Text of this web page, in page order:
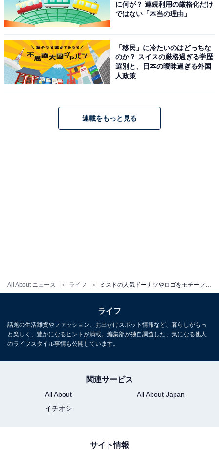
All About ニュース ライフ
サイズ ：FREE
ミスタードーナツのロゴ入りのシンプルなリブソック
ナツのイメージを彷彿（ほうふつ）とさせるので、長年
のファンは必見かもしれませんね！
カラー展開：
オフホワイト／ブラック／ピンク
8cmと使いやすい大きさなので、スマートフォンの裏に
挟んだり、手帳に貼ったりなど、自分好みにアレンジを
して楽しめます。
に何が？ 連続利用の厳格化だけ
ではない「本当の理由」
「移民」に冷たいのはどっちな
のか？ スイスの厳格過ぎる学歴
選別と、日本の曖昧過ぎる外国
人政策
連載をもっと見る
ライフ
話題の生活雑貨やファッション、お出かけスポット情報など、暮らしがもっ
と楽しく、豊かになるヒントが満載。編集部が独自調査した、気になる他人
のライフスタイル事情も公開しています。
関連サービス
All About
All About Japan
イチオシ
サイト情報